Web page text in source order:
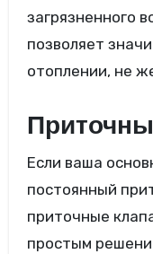
загрязненного
позволяет
отоплении, не
Если ваша
постоянный
приточные
простым